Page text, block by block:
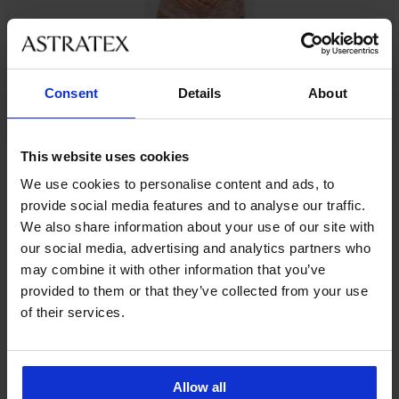
Consent Details About
This website uses cookies
We use cookies to personalise content and ads, to
provide social media features and to analyse our traffic.
We also share information about your use of our site with
our social media, advertising and analytics partners who
may combine it with other information that you’ve
provided to them or that they’ve collected from your use
of their services.
Allow all
ALL25
% ALL25-50%
Výprodej -70%
4,9
-50%
DIAMOND
Dreams
-25 % ALL25
4,3
Podprsenka
Strappy
Bardot
-25 % ALL25
4,9
Ze stejné kolekce